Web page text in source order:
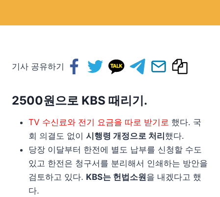
기사 공유하기
2500원으로 KBS 때리기.
TV 수신료와 전기 요금을 따로 받기로 했다. 국
회 의결도 없이 시행령 개정으로 처리 했다.
당장 이달부터 한전에 별도 납부를 신청할 수도
있고 한전은 청구서를 분리해서 인쇄하는 방안을
검토하고 있다. KBS는 헌법소원을 내겠다고 했
다.